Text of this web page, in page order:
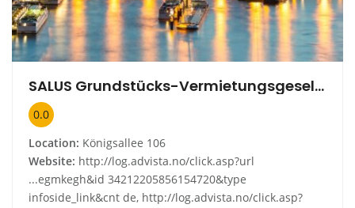
SALUS Grundstücks-Vermietungsgesellschaft mbH & Co. Objekt Leipzig KG
0.0
Location: Königsallee 106
Website: http://log.advista.no/click.asp?url
...egmkegh&id 34212205856154720&type
infoside_link&cnt de, http://log.advista.no/click.asp?